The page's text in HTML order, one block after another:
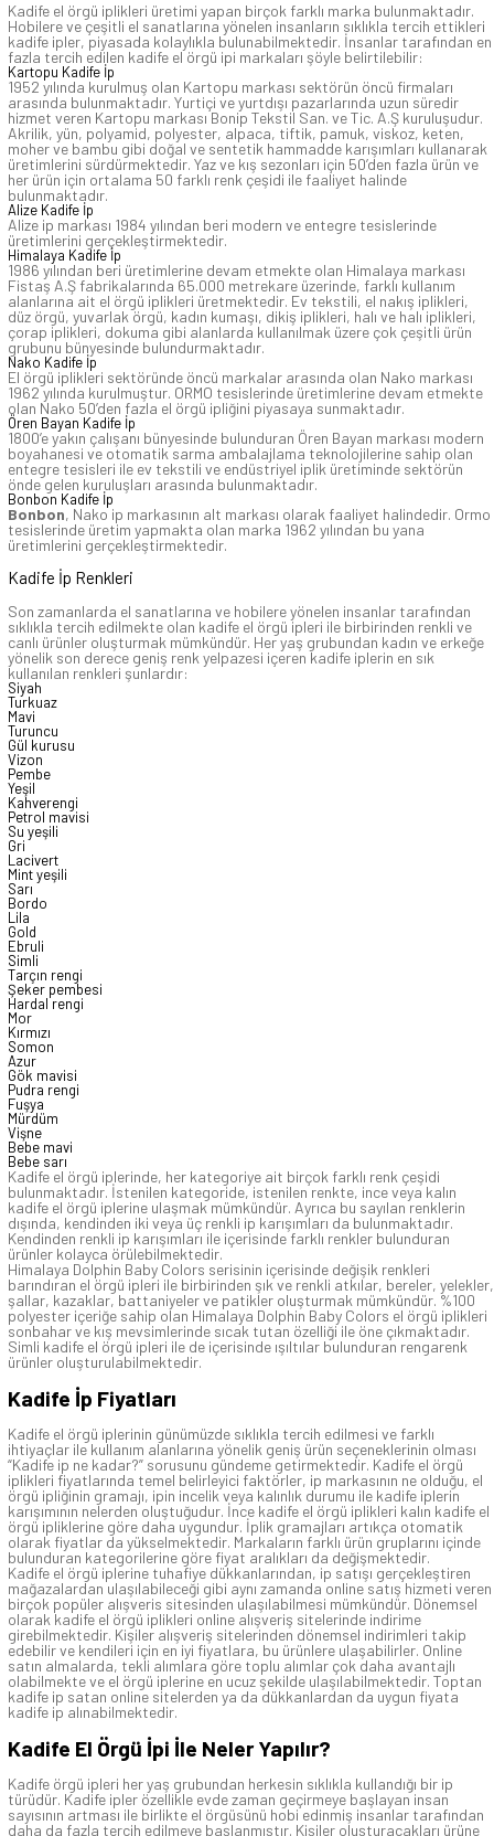
Kadife el örgü iplikleri üretimi yapan birçok farklı marka bulunmaktadır.
Hobilere ve çeşitli el sanatlarına yönelen insanların sıklıkla tercih ettikleri
kadife ipler, piyasada kolaylıkla bulunabilmektedir. İnsanlar tarafından en
fazla tercih edilen kadife el örgü ipi markaları şöyle belirtilebilir:
Kartopu Kadife İp
1952 yılında kurulmuş olan Kartopu markası sektörün öncü firmaları
arasında bulunmaktadır. Yurtiçi ve yurtdışı pazarlarında uzun süredir
hizmet veren Kartopu markası Bonip Tekstil San. ve Tic. A.Ş kuruluşudur.
Akrilik, yün, polyamid, polyester, alpaca, tiftik, pamuk, viskoz, keten,
moher ve bambu gibi doğal ve sentetik hammadde karışımları kullanarak
üretimlerini sürdürmektedir. Yaz ve kış sezonları için 50’den fazla ürün ve
her ürün için ortalama 50 farklı renk çeşidi ile faaliyet halinde
bulunmaktadır.
Alize Kadife İp
Alize ip markası 1984 yılından beri modern ve entegre tesislerinde
üretimlerini gerçekleştirmektedir.
Himalaya Kadife İp
1986 yılından beri üretimlerine devam etmekte olan Himalaya markası
Fistaş A.Ş fabrikalarında 65.000 metrekare üzerinde, farklı kullanım
alanlarına ait el örgü iplikleri üretmektedir. Ev tekstili, el nakış iplikleri,
düz örgü, yuvarlak örgü, kadın kumaşı, dikiş iplikleri, halı ve halı iplikleri,
çorap iplikleri, dokuma gibi alanlarda kullanılmak üzere çok çeşitli ürün
grubunu bünyesinde bulundurmaktadır.
Nako Kadife İp
El örgü iplikleri sektöründe öncü markalar arasında olan Nako markası
1962 yılında kurulmuştur. ORMO tesislerinde üretimlerine devam etmekte
olan Nako 50’den fazla el örgü ipliğini piyasaya sunmaktadır.
Ören Bayan Kadife İp
1800’e yakın çalışanı bünyesinde bulunduran Ören Bayan markası modern
boyahanesi ve otomatik sarma ambalajlama teknolojilerine sahip olan
entegre tesisleri ile ev tekstili ve endüstriyel iplik üretiminde sektörün
önde gelen kuruluşları arasında bulunmaktadır.
Bonbon Kadife İp
Bonbon, Nako ip markasının alt markası olarak faaliyet halindedir. Ormo
tesislerinde üretim yapmakta olan marka 1962 yılından bu yana
üretimlerini gerçekleştirmektedir.
Kadife İp Renkleri
Son zamanlarda el sanatlarına ve hobilere yönelen insanlar tarafından
sıklıkla tercih edilmekte olan kadife el örgü ipleri ile birbirinden renkli ve
canlı ürünler oluşturmak mümkündür. Her yaş grubundan kadın ve erkeğe
yönelik son derece geniş renk yelpazesi içeren kadife iplerin en sık
kullanılan renkleri şunlardır:
Siyah
Turkuaz
Mavi
Turuncu
Gül kurusu
Vizon
Pembe
Yeşil
Kahverengi
Petrol mavisi
Su yeşili
Gri
Lacivert
Mint yeşili
Sarı
Bordo
Lila
Gold
Ebruli
Simli
Tarçın rengi
Şeker pembesi
Hardal rengi
Mor
Kırmızı
Somon
Azur
Gök mavisi
Pudra rengi
Fuşya
Mürdüm
Vişne
Bebe mavi
Bebe sarı
Kadife el örgü iplerinde, her kategoriye ait birçok farklı renk çeşidi
bulunmaktadır. İstenilen kategoride, istenilen renkte, ince veya kalın
kadife el örgü iplerine ulaşmak mümkündür. Ayrıca bu sayılan renklerin
dışında, kendinden iki veya üç renkli ip karışımları da bulunmaktadır.
Kendinden renkli ip karışımları ile içerisinde farklı renkler bulunduran
ürünler kolayca örülebilmektedir.
Himalaya Dolphin Baby Colors serisinin içerisinde değişik renkleri
barındıran el örgü ipleri ile birbirinden şık ve renkli atkılar, bereler, yelekler,
şallar, kazaklar, battaniyeler ve patikler oluşturmak mümkündür. %100
polyester içeriğe sahip olan Himalaya Dolphin Baby Colors el örgü iplikleri
sonbahar ve kış mevsimlerinde sıcak tutan özelliği ile öne çıkmaktadır.
Simli kadife el örgü ipleri ile de içerisinde ışıltılar bulunduran rengarenk
ürünler oluşturulabilmektedir.
Kadife İp Fiyatları
Kadife el örgü iplerinin günümüzde sıklıkla tercih edilmesi ve farklı
ihtiyaçlar ile kullanım alanlarına yönelik geniş ürün seçeneklerinin olması
“Kadife ip ne kadar?” sorusunu gündeme getirmektedir. Kadife el örgü
iplikleri fiyatlarında temel belirleyici faktörler, ip markasının ne olduğu, el
örgü ipliğinin gramajı, ipin incelik veya kalınlık durumu ile kadife iplerin
karışımının nelerden oluştuğudur. İnce kadife el örgü iplikleri kalın kadife el
örgü ipliklerine göre daha uygundur. İplik gramajları artıkça otomatik
olarak fiyatlar da yükselmektedir. Markaların farklı ürün gruplarını içinde
bulunduran kategorilerine göre fiyat aralıkları da değişmektedir.
Kadife el örgü iplerine tuhafiye dükkanlarından, ip satışı gerçekleştiren
mağazalardan ulaşılabileceği gibi aynı zamanda online satış hizmeti veren
birçok popüler alışveris sitesinden ulaşılabilmesi mümkündür. Dönemsel
olarak kadife el örgü iplikleri online alışveriş sitelerinde indirime
girebilmektedir. Kişiler alışveriş sitelerinden dönemsel indirimleri takip
edebilir ve kendileri için en iyi fiyatlara, bu ürünlere ulaşabilirler. Online
satın almalarda, tekli alımlara göre toplu alımlar çok daha avantajlı
olabilmekte ve el örgü iplerine en ucuz şekilde ulaşılabilmektedir. Toptan
kadife ip satan online sitelerden ya da dükkanlardan da uygun fiyata
kadife ip alınabilmektedir.
Kadife El Örgü İpi İle Neler Yapılır?
Kadife örgü ipleri her yaş grubundan herkesin sıklıkla kullandığı bir ip
türüdür. Kadife ipler özellikle evde zaman geçirmeye başlayan insan
sayısının artması ile birlikte el örgüsünü hobi edinmiş insanlar tarafından
daha da fazla tercih edilmeye başlanmıştır. Kişiler oluşturacakları ürüne